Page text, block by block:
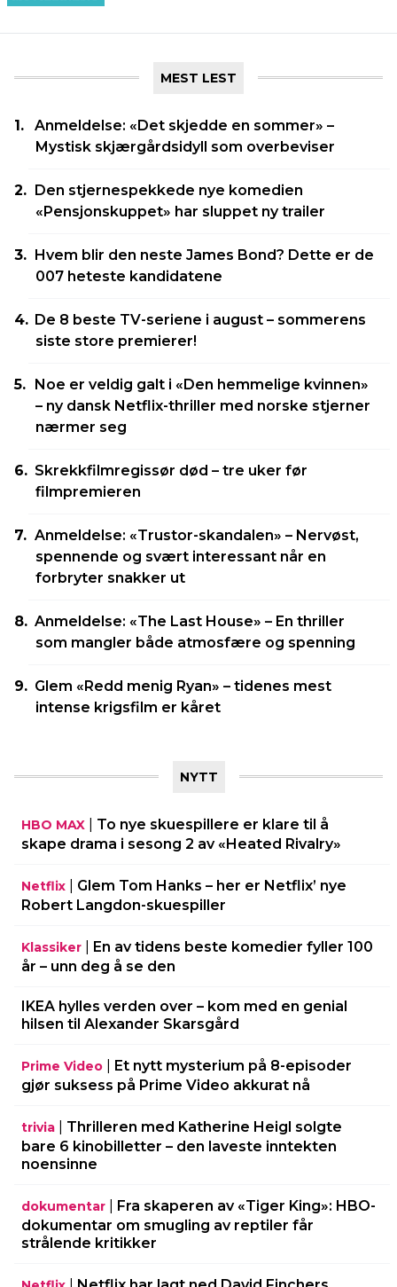
MEST LEST
Anmeldelse: «Det skjedde en sommer» –
Mystisk skjærgårdsidyll som overbeviser
Den stjernespekkede nye komedien
«Pensjonskuppet» har sluppet ny trailer
Hvem blir den neste James Bond? Dette er de
007 heteste kandidatene
De 8 beste TV-seriene i august – sommerens
siste store premierer!
Noe er veldig galt i «Den hemmelige kvinnen»
– ny dansk Netflix-thriller med norske stjerner
nærmer seg
Skrekkfilmregissør død – tre uker før
filmpremieren
Anmeldelse: «Trustor-skandalen» – Nervøst,
spennende og svært interessant når en
forbryter snakker ut
Anmeldelse: «The Last House» – En thriller
som mangler både atmosfære og spenning
Glem «Redd menig Ryan» – tidenes mest
intense krigsfilm er kåret
NYTT
HBO MAX
To nye skuespillere er klare til å
skape drama i sesong 2 av «Heated Rivalry»
Netflix
Glem Tom Hanks – her er Netflix’ nye
Robert Langdon-skuespiller
Klassiker
En av tidens beste komedier fyller 100
år – unn deg å se den
IKEA hylles verden over – kom med en genial
hilsen til Alexander Skarsgård
Prime Video
Et nytt mysterium på 8-episoder
gjør suksess på Prime Video akkurat nå
trivia
Thrilleren med Katherine Heigl solgte
bare 6 kinobilletter – den laveste inntekten
noensinne
dokumentar
Fra skaperen av «Tiger King»: HBO-
dokumentar om smugling av reptiler får
strålende kritikker